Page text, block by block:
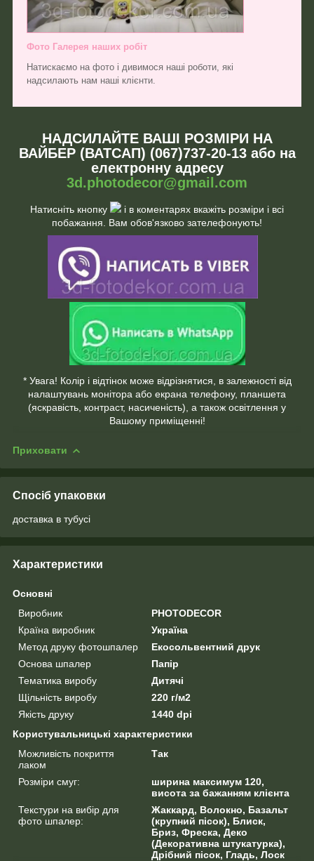
Фото Галерея наших робіт
Натискаємо на фото і дивимося наші роботи, які
надсилають нам наші клієнти.
НАДСИЛАЙТЕ ВАШІ РОЗМІРИ НА
ВАЙБЕР (ВАТСАП) (067)737-20-13 або на
електронну адресу
3d.photodecor@gmail.com
Натисніть кнопку
і в коментарях вкажіть розміри і всі
побажання. Вам обов'язково зателефонують!
* Увага! Колір і відтінок може відрізнятися, в залежності від
налаштувань монітора або екрана телефону, планшета
(яскравість, контраст, насиченість), а також освітлення у
Вашому приміщенні!
Приховати
Спосіб упаковки
доставка в тубусі
Характеристики
Основні
Виробник
PHOTODECOR
Країна виробник
Україна
Метод друку фотошпалер
Екосольвентний друк
Основа шпалер
Папір
Тематика виробу
Дитячі
Щільність виробу
220 г/м2
Якість друку
1440 dpi
Користувальницькі характеристики
Можливість покриття
лаком
Так
Розміри смуг:
ширина максимум 120,
висота за бажанням клієнта
Текстури на вибір для
фото шпалер:
Жаккард, Волокно, Базальт
(крупний пісок), Блиск,
Бриз, Фреска, Деко
(Декоративна штукатурка),
Дрібний пісок, Гладь, Лоск